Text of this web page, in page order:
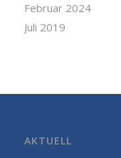
Februar 2024
Juli 2019
AKTUELL